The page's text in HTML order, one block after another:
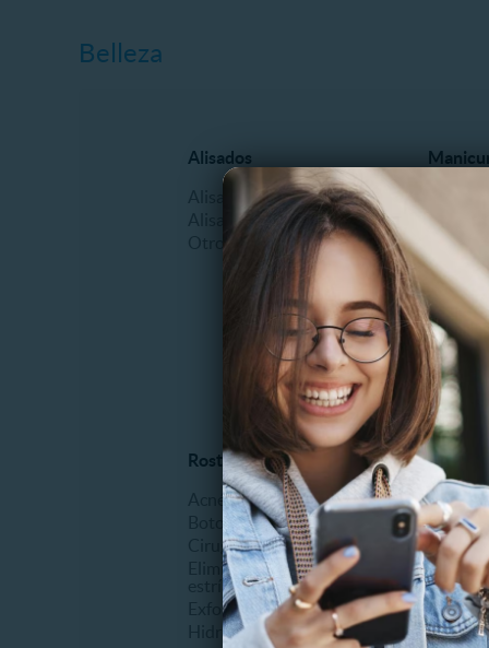
Belleza
Alisados
Alisado Brasilero
Alisado Keratina
Otros
Manicure
Pedicure
Uñas
Otros
Rostro y piel
Acné
Cirugía facial
Eliminación de cicatrices o
estrías
Exfoliantes o Peeling
Hidratantes